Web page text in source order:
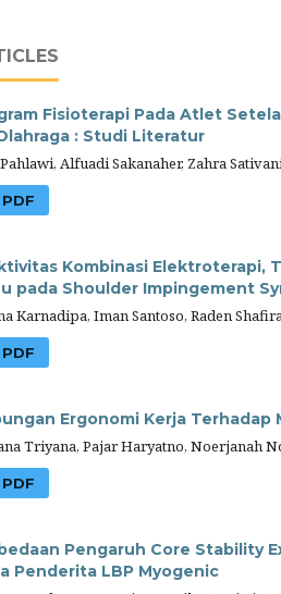
Fisioterapi Pada Atlet
: Studi Literatur
Alfuadi Sakanaher, Zahra
PDF
Kombinasi Elektroterapi,
pada Shoulder Impingement
Karnadipa, Iman Santoso, Raden
PDF
Ergonomi Kerja
Triyana, Pajar Haryatno, Noerjanah
PDF
Pengaruh Core Stability
Penderita LBP Myogenic